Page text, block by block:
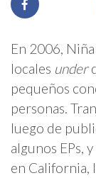
En 2006,
locales under
pequeños
personas.
luego de
algunos EPs,
en California,